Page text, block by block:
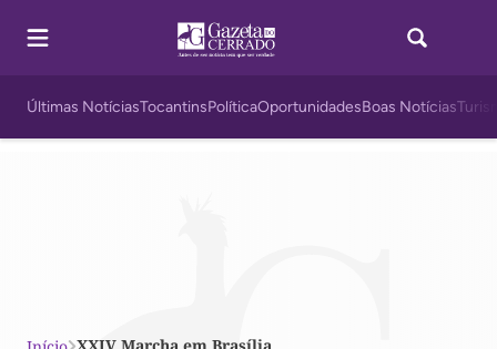
Últimas NotíciasTocantinsPolíticaOportunidadesBoas Notícias